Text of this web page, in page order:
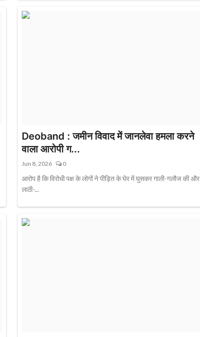
Deoband : जमीन विवाद में जानलेवा हमला करने
वाला आरोपी ग...
Jun 8, 2026 0
आरोप है कि विरोधी पक्ष के लोगों ने पीड़ित के घेर में घुसकर गाली-गलौज की और
लाठी-...